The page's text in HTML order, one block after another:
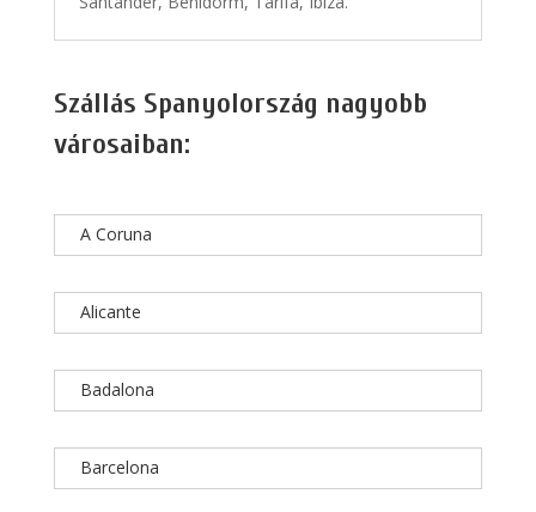
Szállás Spanyolország nagyobb
városaiban:
A Coruna
Alicante
Badalona
Barcelona